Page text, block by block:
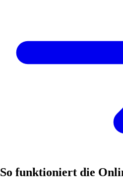
So funktioniert die